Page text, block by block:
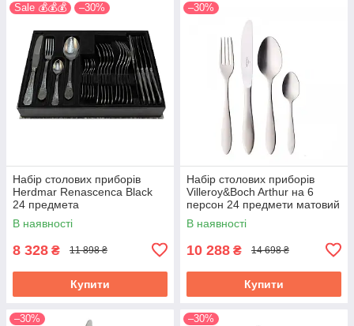
Sale 💰💰💰 –30%
Набір столових приборів
Herdmar Renascenca Black
24 предмета
В наявності
8 328 ₴ 11 898 ₴
Купити
–30%
Набір столових приборів
Villeroy&Boch Arthur на 6
персон 24 предмети матовий
1263949037
В наявності
10 288 ₴ 14 698 ₴
Купити
–30% –30%